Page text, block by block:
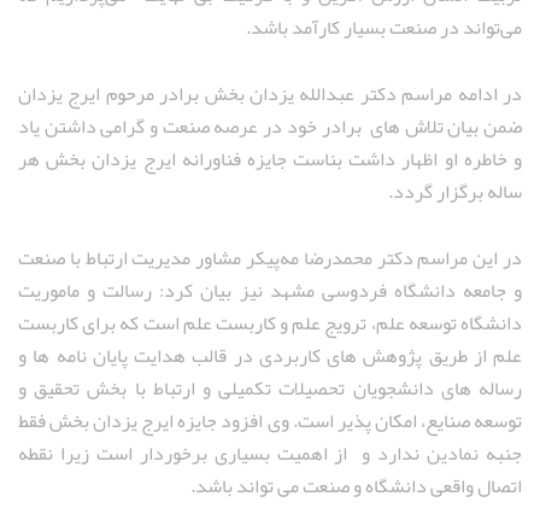
می‌تواند در صنعت بسیار کارآمد باشد.
در ادامه مراسم دکتر عبدالله یزدان بخش برادر مرحوم ایرج یزدان
ضمن بیان تلاش های برادر خود در عرصه صنعت و گرامی داشتن یاد
و خاطره او اظهار داشت بناست جایزه فناورانه ایرج یزدان بخش هر
ساله برگزار گردد.
در این مراسم دکتر محمدرضا مه‌پیکر مشاور مدیریت ارتباط با صنعت
و جامعه دانشگاه فردوسی مشهد نیز بیان کرد: رسالت و ماموریت
دانشگاه توسعه علم، ترویج علم و کاربست علم است که برای کاربست
علم از طریق پژوهش های کاربردی در قالب هدایت پایان نامه ها و
رساله های دانشجویان تحصیلات تکمیلی و ارتباط با بخش تحقیق و
توسعه صنایع، امکان پذیر است. وی افزود جایزه ایرج یزدان بخش فقط
جنبه نمادین ندارد و از اهمیت بسیاری برخوردار است زیرا نقطه
اتصال واقعی دانشگاه و صنعت می تواند باشد.